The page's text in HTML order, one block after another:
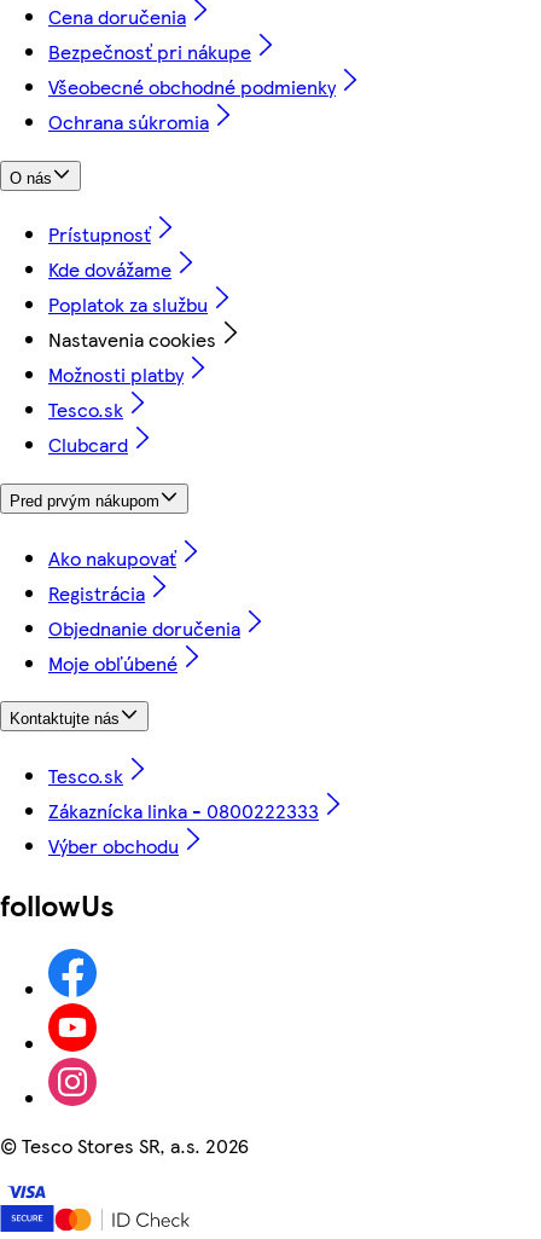
Cena doručenia
Bezpečnosť pri nákupe
Všeobecné obchodné podmienky
Ochrana súkromia
O nás
Prístupnosť
Kde dovážame
Poplatok za službu
Nastavenia cookies
Možnosti platby
Tesco.sk
Clubcard
Pred prvým nákupom
Ako nakupovať
Registrácia
Objednanie doručenia
Moje obľúbené
Kontaktujte nás
Tesco.sk
Zákaznícka linka - 0800222333
Výber obchodu
followUs
©Tesco Stores SR, a.s. 2026